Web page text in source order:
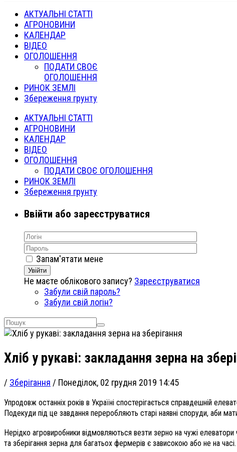
АКТУАЛЬНІ СТАТТІ
АГРОНОВИНИ
КАЛЕНДАР
ВІДЕО
ОГОЛОШЕННЯ
ПОДАТИ СВОЄ
ОГОЛОШЕННЯ
РИНОК ЗЕМЛІ
Збереження грунту
АКТУАЛЬНІ СТАТТІ
АГРОНОВИНИ
КАЛЕНДАР
ВІДЕО
ОГОЛОШЕННЯ
ПОДАТИ СВОЄ ОГОЛОШЕННЯ
РИНОК ЗЕМЛІ
Збереження грунту
Ввійти або зареєструватися
Запам'ятати мене
Увійти
Не маєте облікового запису? Зареєструватися
Забули свій пароль?
Забули свій логін?
Хліб у рукаві: закладання зерна на
/ Зберігання / Понеділок, 02 грудня 2019 14:45
Упродовж останніх років в Україні спостерігається справдешній
Подекуди під це завдання переробляють старі наявні споруди, аби
Нерідко агровиробники відмовляються везти зерно на чужі
та зберігання зерна для багатьох фермерів є зависокою або не на часі.